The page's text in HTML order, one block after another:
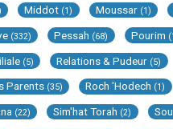
Middot (1) Moussar (1)
(332) Pessah (68) Pourim
(5) Relations & Pudeur (5)
Parents (35) Roch 'Hodech (1)
(22) Sim'hat Torah (2)